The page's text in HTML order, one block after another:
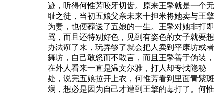
迹，听得何惟芳咬牙切齿。原来王擎就是一个无
耻之徒，当初五娘父亲未来十担米将她卖与王擎
为妻，也便葬送了五娘的一生。王擎对她非打即
骂，而且还特别好色，见到有姿色的女子就要想
办法诳了来，玩弄够了就会把人卖到平康坊或者
舞坊，自己敢怒而不敢言，而且王擎善于伪装，
在外人看来一直是温文尔雅，打人却专找隐秘
处，说完五娘拉开上衣，何惟芳看到里面青紫斑
斓，想必是因为自己才遭到王擎的毒打了。何惟